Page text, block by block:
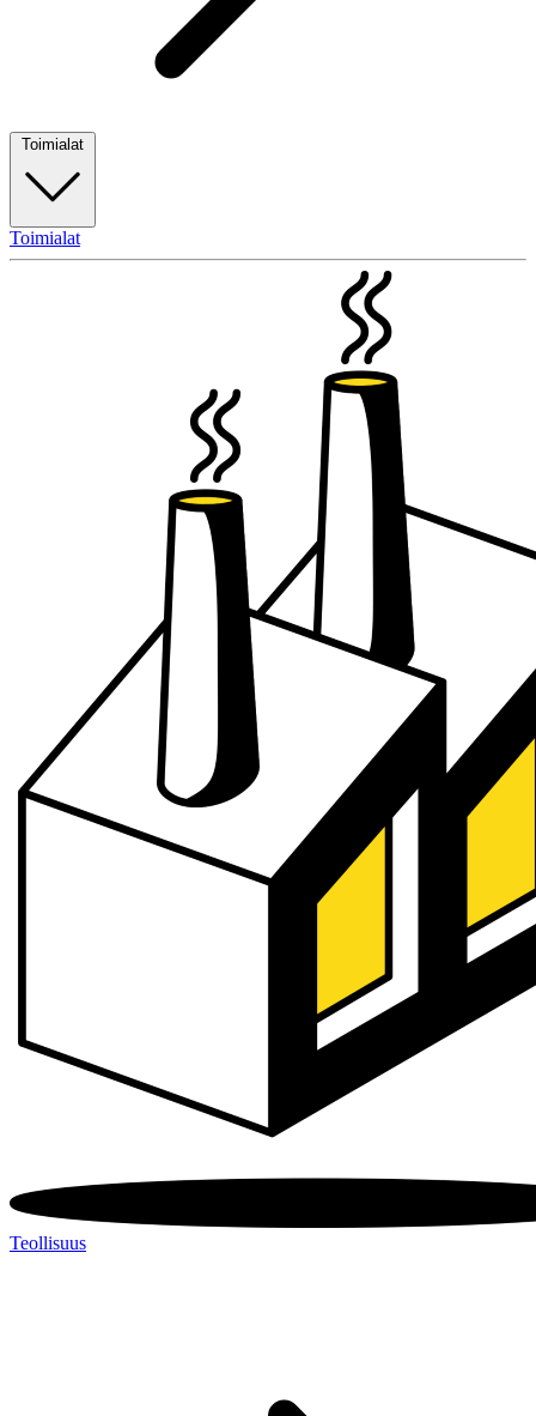
Toimialat
Toimialat
Teollisuus